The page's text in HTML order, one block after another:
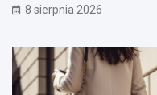
8 sierpnia 2026